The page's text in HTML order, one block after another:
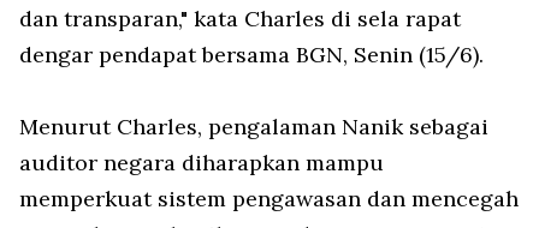
dan transparan," kata Charles di sela rapat
dengar pendapat bersama BGN, Senin (15/6).
Menurut Charles, pengalaman Nanik sebagai
auditor negara diharapkan mampu
memperkuat sistem pengawasan dan mencegah